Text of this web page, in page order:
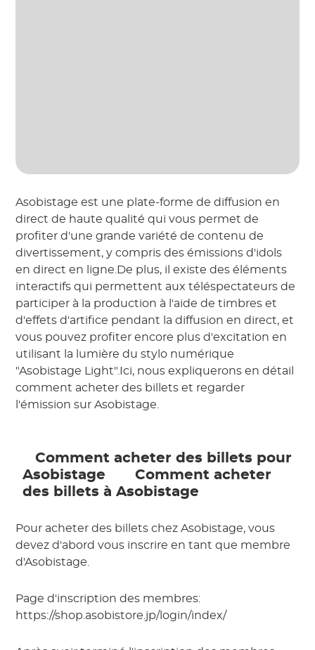
Asobistage est une plate-forme de diffusion en
direct de haute qualité qui vous permet de
profiter d'une grande variété de contenu de
divertissement, y compris des émissions d'idols
en direct en ligne.De plus, il existe des éléments
interactifs qui permettent aux téléspectateurs de
participer à la production à l'aide de timbres et
d'effets d'artifice pendant la diffusion en direct, et
vous pouvez profiter encore plus d'excitation en
utilisant la lumière du stylo numérique
"Asobistage Light".Ici, nous expliquerons en détail
comment acheter des billets et regarder
l'émission sur Asobistage.
Comment acheter des billets pour
Asobistage
Comment acheter
des billets à Asobistage
Pour acheter des billets chez Asobistage, vous
devez d'abord vous inscrire en tant que membre
d'Asobistage.
Page d'inscription des membres:
https://shop.asobistore.jp/login/index/